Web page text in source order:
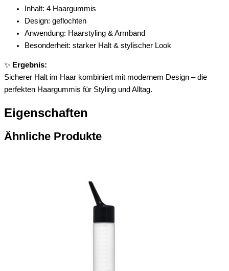
Inhalt: 4 Haargummis
Design: geflochten
Anwendung: Haarstyling & Armband
Besonderheit: starker Halt & stylischer Look
✨ Ergebnis:
Sicherer Halt im Haar kombiniert mit modernem Design – die
perfekten Haargummis für Styling und Alltag.
Eigenschaften
Ähnliche Produkte